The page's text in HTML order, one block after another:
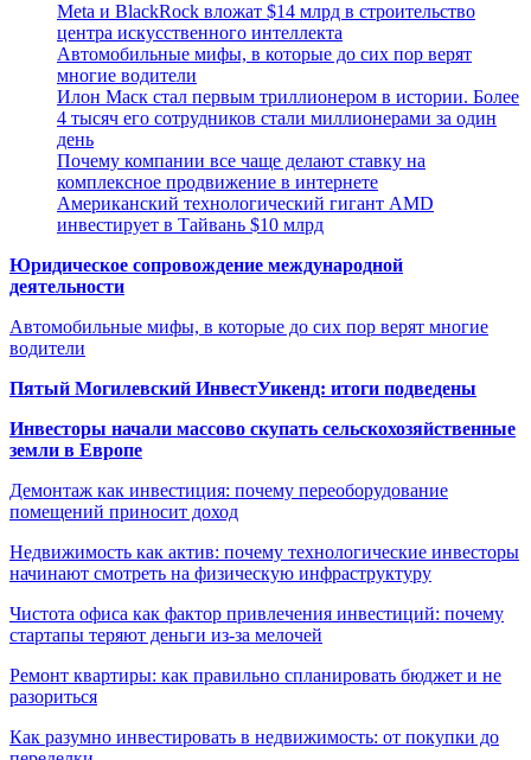
Meta и BlackRock вложат $14 млрд в строительство
центра искусственного интеллекта
Автомобильные мифы, в которые до сих пор верят
многие водители
Илон Маск стал первым триллионером в истории. Более
4 тысяч его сотрудников стали миллионерами за один
день
Почему компании все чаще делают ставку на
комплексное продвижение в интернете
Американский технологический гигант AMD
инвестирует в Тайвань $10 млрд
Юридическое сопровождение международной
деятельности
Автомобильные мифы, в которые до сих пор верят многие
водители
Пятый Могилевский ИнвестУикенд: итоги подведены
Инвесторы начали массово скупать сельскохозяйственные
земли в Европе
Демонтаж как инвестиция: почему переоборудование
помещений приносит доход
Недвижимость как актив: почему технологические инвесторы
начинают смотреть на физическую инфраструктуру
Чистота офиса как фактор привлечения инвестиций: почему
стартапы теряют деньги из-за мелочей
Ремонт квартиры: как правильно спланировать бюджет и не
разориться
Как разумно инвестировать в недвижимость: от покупки до